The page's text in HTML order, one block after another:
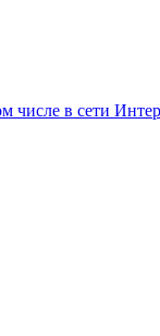
числе в сети